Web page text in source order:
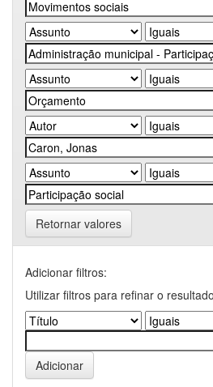
Retornar valores
Adicionar filtros:
Utilizar filtros para refinar o